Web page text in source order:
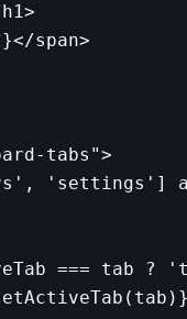
span>
tabs">
'settings']
=== tab ?